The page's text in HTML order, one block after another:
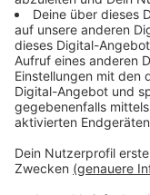
verletzen. Was
Kochunterricht
werden.
Anzeige